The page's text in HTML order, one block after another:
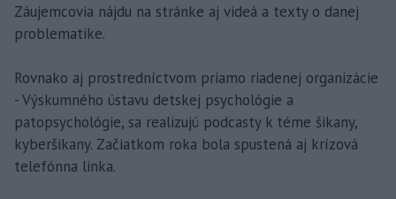
Záujemcovia nájdu na stránke aj videá a texty o danej
problematike.
Rovnako aj prostredníctvom priamo riadenej organizácie
- Výskumného ústavu detskej psychológie a
patopsychológie, sa realizujú podcasty k téme šikany,
kyberšikany. Začiatkom roka bola spustená aj krízová
telefónna linka.